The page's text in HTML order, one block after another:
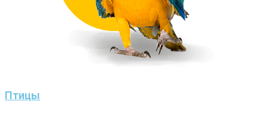
Птицы